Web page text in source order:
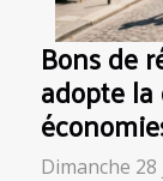
Bons de
adopte
Dimanche 28